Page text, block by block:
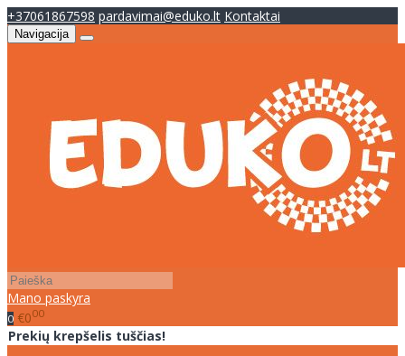
+37061867598 pardavimai@eduko.lt Kontaktai
Navigacija
Mano paskyra
0 €000
Prekių krepšelis tuščias!